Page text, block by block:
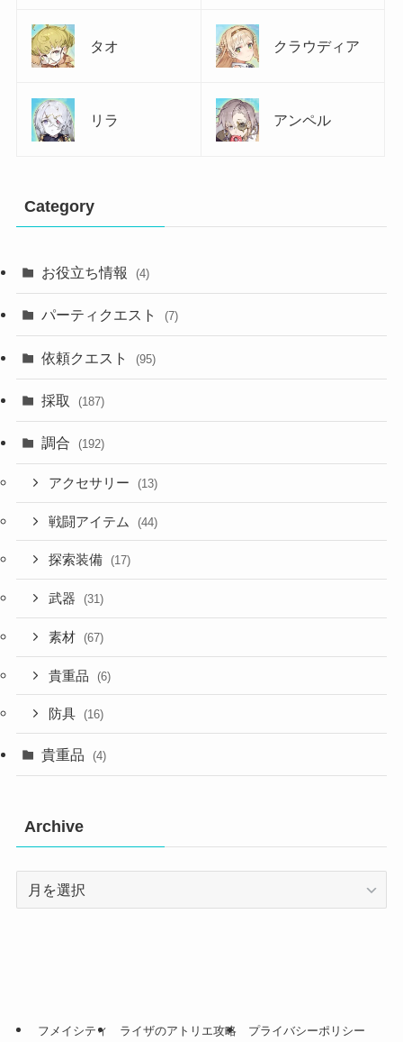
タオ クラウディア
リラ アンペル
Category
お役立ち情報 (4)
パーティクエスト (7)
依頼クエスト (95)
採取 (187)
調合 (192)
アクセサリー (13)
戦闘アイテム (44)
探索装備 (17)
武器 (31)
素材 (67)
貴重品 (6)
防具 (16)
貴重品 (4)
Archive
Archive
フメイシティ ライザのアトリエ攻略 プライバシーポリシー